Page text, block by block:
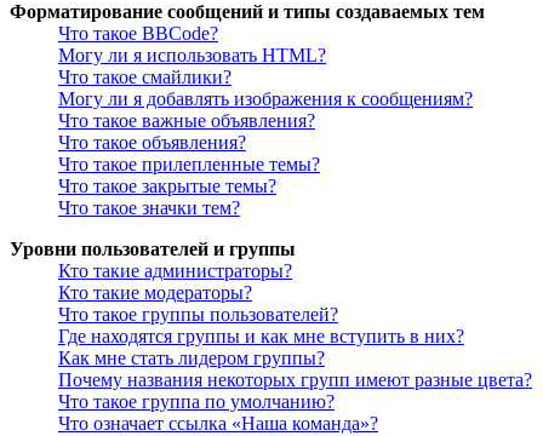
Форматирование сообщений и типы создаваемых тем
Что такое BBCode?
Могу ли я использовать HTML?
Что такое смайлики?
Могу ли я добавлять изображения к сообщениям?
Что такое важные объявления?
Что такое объявления?
Что такое прилепленные темы?
Что такое закрытые темы?
Что такое значки тем?
Уровни пользователей и группы
Кто такие администраторы?
Кто такие модераторы?
Что такое группы пользователей?
Где находятся группы и как мне вступить в них?
Как мне стать лидером группы?
Почему названия некоторых групп имеют разные цвета?
Что такое группа по умолчанию?
Что означает ссылка «Наша команда»?